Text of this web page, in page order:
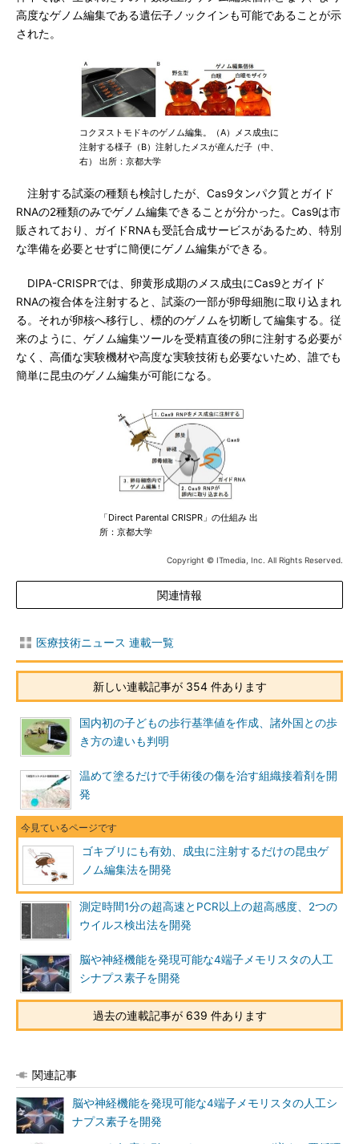
高度なゲノム編集である遺伝子ノックインも可能であることが示
された。
コクヌストモドキのゲノム編集。（A）メス成虫に
注射する様子（B）注射したメスが産んだ子（中、
右） 出所：京都大学
注射する試薬の種類も検討したが、Cas9タンパク質とガイド
RNAの2種類のみでゲノム編集できることが分かった。Cas9は市
販されており、ガイドRNAも受託合成サービスがあるため、特別
な準備を必要とせずに簡便にゲノム編集ができる。
DIPA-CRISPRでは、卵黄形成期のメス成虫にCas9とガイド
RNAの複合体を注射すると、試薬の一部が卵母細胞に取り込まれ
る。それが卵核へ移行し、標的のゲノムを切断して編集する。従
来のように、ゲノム編集ツールを受精直後の卵に注射する必要が
なく、高価な実験機材や高度な実験技術も必要ないため、誰でも
簡単に昆虫のゲノム編集が可能になる。
「Direct Parental CRISPR」の仕組み 出
所：京都大学
Copyright © ITmedia, Inc. All Rights Reserved.
関連情報
医療技術ニュース 連載一覧
新しい連載記事が 354 件あります
国内初の子どもの歩行基準値を作成、諸外国との歩
き方の違いも判明
温めて塗るだけで手術後の傷を治す組織接着剤を開
発
ゴキブリにも有効、成虫に注射するだけの昆虫ゲ
ノム編集法を開発
測定時間1分の超高速とPCR以上の超高感度、2つの
ウイルス検出法を開発
脳や神経機能を発現可能な4端子メモリスタの人工
シナプス素子を開発
過去の連載記事が 639 件あります
関連記事
脳や神経機能を発現可能な4端子メモリスタの人工シ
ナプス素子を開発